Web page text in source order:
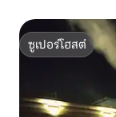
ซูเปอร์โฮสต์
ซูเปอร์โฮสต์